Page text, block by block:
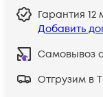
Гарантия 12
Добавить
Самовывоз
Отгрузим в